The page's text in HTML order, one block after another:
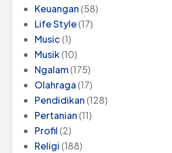
Keuangan(58)
Life Style(17)
Music(1)
Musik(10)
Ngalam(175)
Olahraga(17)
Pendidikan(128)
Pertanian(11)
Profil(2)
Religi(188)